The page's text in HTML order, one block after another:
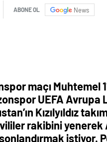
ABONE OL News
maçı
UEFA Avrupa
Kızılyıldız
rakibini yenerek
istiyor.